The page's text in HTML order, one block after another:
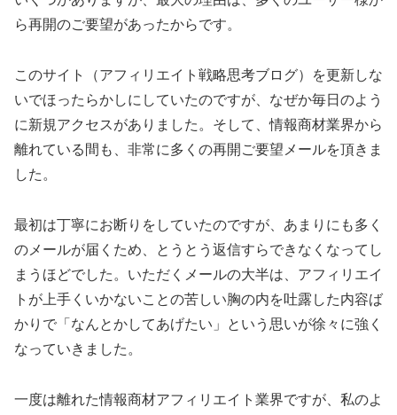
ら再開のご要望があったからです。
このサイト（アフィリエイト戦略思考ブログ）を更新しな
いでほったらかしにしていたのですが、なぜか毎日のよう
に新規アクセスがありました。そして、情報商材業界から
離れている間も、非常に多くの再開ご要望メールを頂きま
した。
最初は丁寧にお断りをしていたのですが、あまりにも多く
のメールが届くため、とうとう返信すらできなくなってし
まうほどでした。いただくメールの大半は、アフィリエイ
トが上手くいかないことの苦しい胸の内を吐露した内容ば
かりで「なんとかしてあげたい」という思いが徐々に強く
なっていきました。
一度は離れた情報商材アフィリエイト業界ですが、私のよ